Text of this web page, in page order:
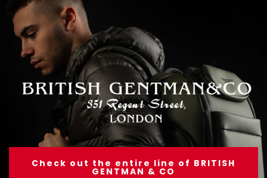
Check out the entire line of BRITISH
GENTMAN & CO